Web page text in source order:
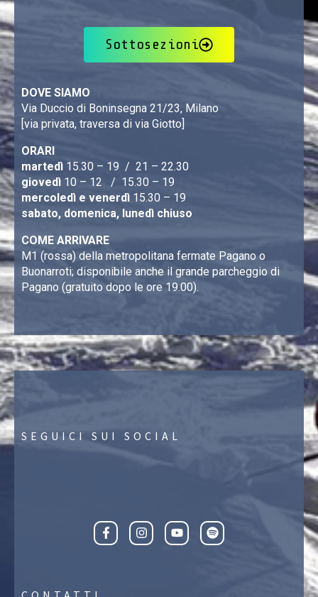
Sottosezioni
DOVE SIAMO
Via Duccio di Boninsegna 21/23, Milano
[via privata, traversa di via Giotto]
ORARI
martedì 15.30 – 19 / 21 – 22.30
giovedì 10 – 12 / 15.30 – 19
mercoledì e venerdì 15.30 – 19
sabato, domenica, lunedì chiuso
COME ARRIVARE
M1 (rossa) della metropolitana fermate Pagano o
Buonarroti; disponibile anche il grande parcheggio di
Pagano (gratuito dopo le ore 19.00).
SEGUICI SUI SOCIAL